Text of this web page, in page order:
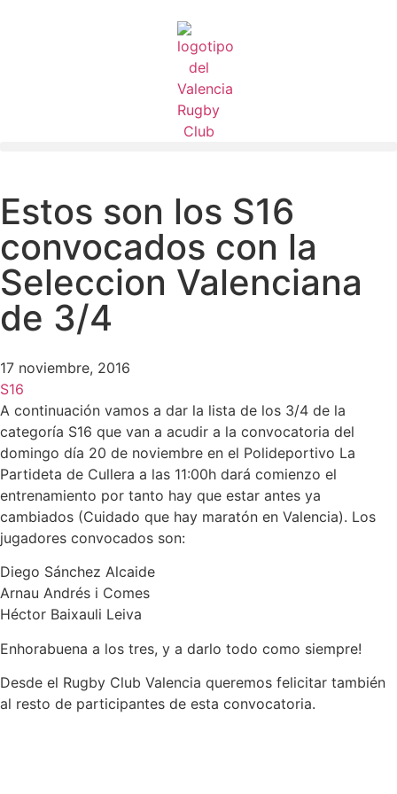
Estos son los S16
convocados con la
Seleccion Valenciana
de 3/4
17 noviembre, 2016
S16
A continuación vamos a dar la lista de los 3/4 de la
categoría S16 que van a acudir a la convocatoria del
domingo día 20 de noviembre en el Polideportivo La
Partideta de Cullera a las 11:00h dará comienzo el
entrenamiento por tanto hay que estar antes ya
cambiados (Cuidado que hay maratón en Valencia). Los
jugadores convocados son:
Diego Sánchez Alcaide
Arnau Andrés i Comes
Héctor Baixauli Leiva
Enhorabuena a los tres, y a darlo todo como siempre!
Desde el Rugby Club Valencia queremos felicitar también
al resto de participantes de esta convocatoria.